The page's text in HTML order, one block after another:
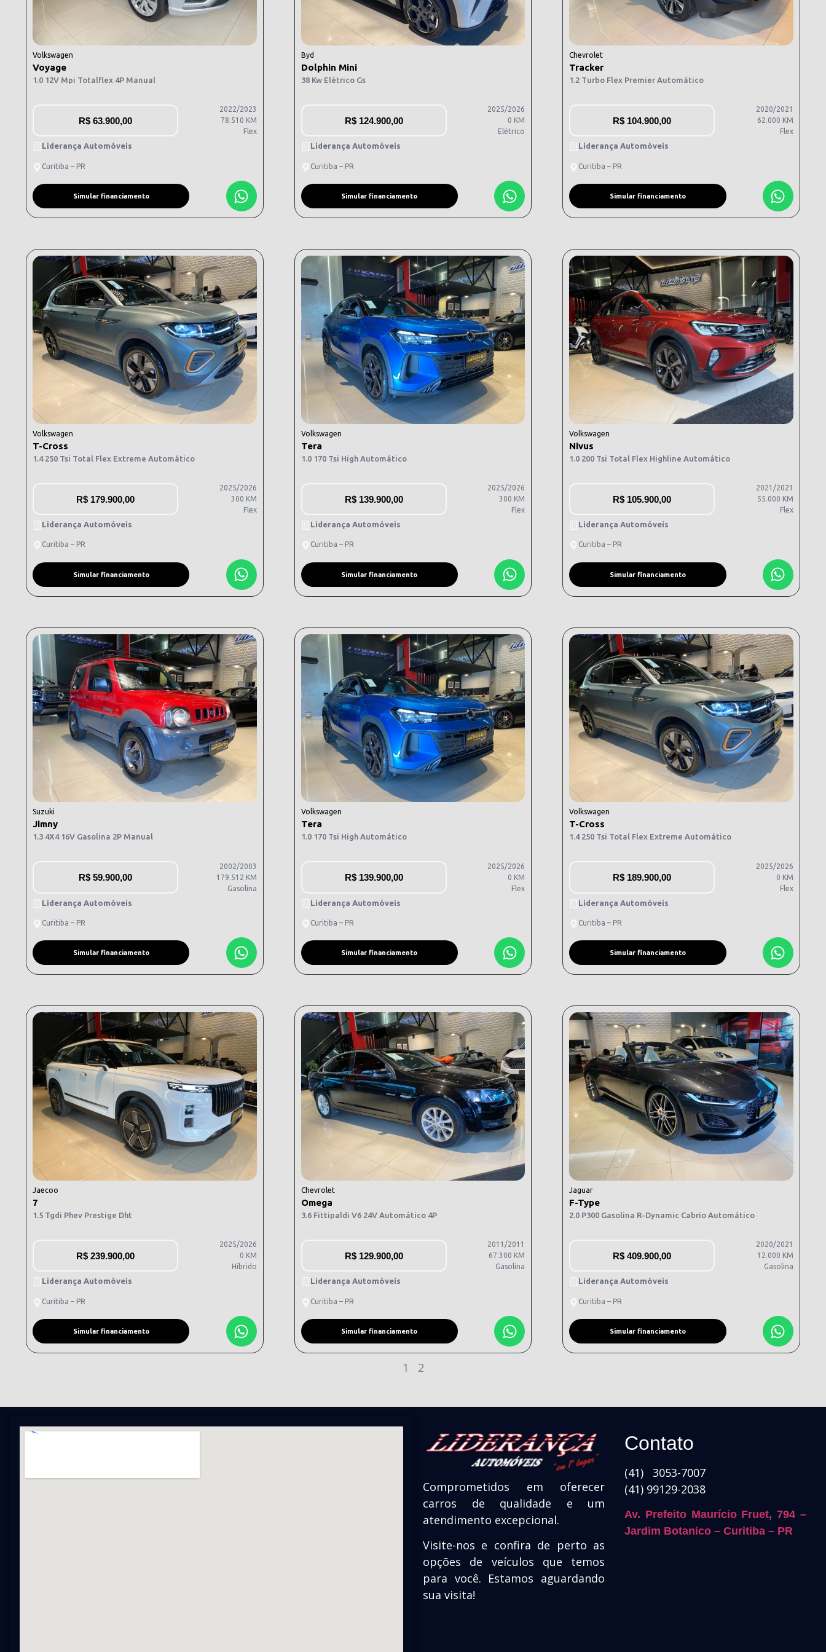
Volkswagen
Voyage
1.0 12V Mpi Totalflex 4P Manual
R$ 63.900,00
2022/2023
78.510 KM
Flex
Liderança Automóveis
Curitiba – PR
Simular financiamento
Byd
Dolphin Mini
38 Kw Elétrico Gs
R$124.900,00
2025/2026
0 KM
Elétrico
Liderança Automóveis
Curitiba – PR
Simular financiamento
Chevrolet
Tracker
1.2 Turbo Flex Premier Automático
R$ 104.900,00
2020/2021
62.000 KM
Flex
Liderança Automóveis
Curitiba – PR
Simular financiamento
Volkswagen
T-Cross
1.4 250 Tsi Total Flex Extreme Automático
R$ 179.900,00
2025/2026
300 KM
Flex
Liderança Automóveis
Curitiba – PR
Simular financiamento
Volkswagen
Tera
1.0 170 Tsi High Automático
R$139.900,00
2025/2026
300 KM
Flex
Liderança Automóveis
Curitiba – PR
Simular financiamento
Volkswagen
Nivus
1.0 200 Tsi Total Flex Highline Automático
R$ 105.900,00
2021/2021
55.000 KM
Flex
Liderança Automóveis
Curitiba – PR
Simular financiamento
Suzuki
Jimny
1.3 4X4 16V Gasolina 2P Manual
R$ 59.900,00
2002/2003
179.512 KM
Gasolina
Liderança Automóveis
Curitiba – PR
Simular financiamento
Volkswagen
Tera
1.0 170 Tsi High Automático
R$139.900,00
2025/2026
0 KM
Flex
Liderança Automóveis
Curitiba – PR
Simular financiamento
Volkswagen
T-Cross
1.4 250 Tsi Total Flex Extreme Automático
R$ 189.900,00
2025/2026
0 KM
Flex
Liderança Automóveis
Curitiba – PR
Simular financiamento
Jaecoo
7
1.5 Tgdi Phev Prestige Dht
R$ 239.900,00
2025/2026
0 KM
Híbrido
Liderança Automóveis
Curitiba – PR
Simular financiamento
Chevrolet
Omega
3.6 Fittipaldi V6 24V Automático 4P
R$129.900,00
2011/2011
67.300 KM
Gasolina
Liderança Automóveis
Curitiba – PR
Simular financiamento
Jaguar
F-Type
2.0 P300 Gasolina R-Dynamic Cabrio Automático
R$ 409.900,00
2020/2021
12.000 KM
Gasolina
Liderança Automóveis
Curitiba – PR
Simular financiamento
1 2
Comprometidos em oferecer
carros de qualidade e um
atendimento excepcional.
Visite-nos e confira de perto as
opções de veículos que temos
para você. Estamos aguardando
sua visita!
Contato
(41) 3053-7007
(41) 99129-2038
Av. Prefeito Maurício Fruet, 794 –
Jardim Botanico – Curitiba – PR